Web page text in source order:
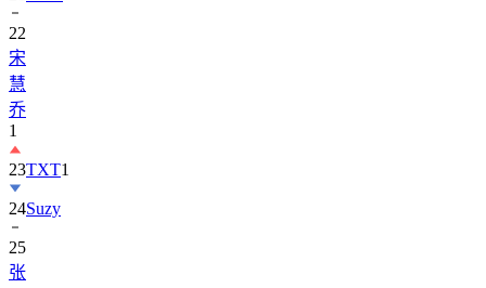
22
宋
慧
乔
1
23TXT1
24Suzy
25
张